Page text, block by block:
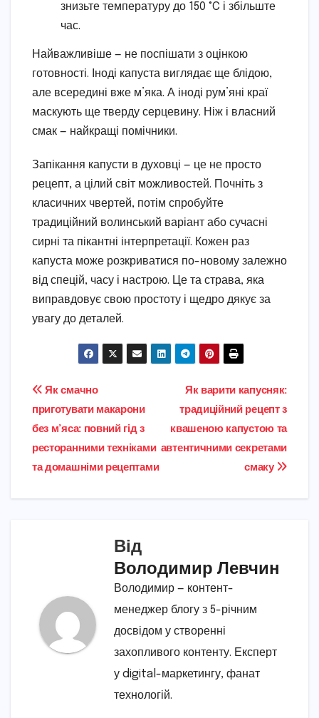
знизьте температуру до 150 °C і збільште
час.
Найважливіше — не поспішати з оцінкою
готовності. Іноді капуста виглядає ще блідою,
але всередині вже м’яка. А іноді рум’яні краї
маскують ще тверду серцевину. Ніж і власний
смак — найкращі помічники.
Запікання капусти в духовці — це не просто
рецепт, а цілий світ можливостей. Почніть з
класичних чвертей, потім спробуйте
традиційний волинський варіант або сучасні
сирні та пікантні інтерпретації. Кожен раз
капуста може розкриватися по-новому залежно
від спецій, часу і настрою. Це та страва, яка
виправдовує свою простоту і щедро дякує за
увагу до деталей.
Навігація
записів
Як варити капусняк:
традиційний рецепт з
квашеною капустою та
автентичними секретами
смаку
Як смачно
приготувати макарони
без м’яса: повний гід з
ресторанними техніками
та домашніми рецептами
Від
Володимир Левчин
Володимир — контент-
менеджер блогу з 5-річним
досвідом у створенні
захопливого контенту. Експерт
у digital-маркетингу, фанат
технологій.